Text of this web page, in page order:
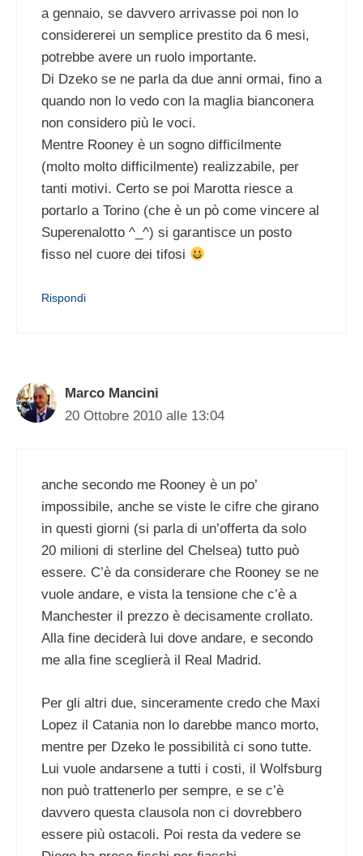
a gennaio, se davvero arrivasse poi non lo
considererei un semplice prestito da 6 mesi,
potrebbe avere un ruolo importante.
Di Dzeko se ne parla da due anni ormai, fino a
quando non lo vedo con la maglia bianconera
non considero più le voci.
Mentre Rooney è un sogno difficilmente
(molto molto difficilmente) realizzabile, per
tanti motivi. Certo se poi Marotta riesce a
portarlo a Torino (che è un pò come vincere al
Superenalotto ^_^) si garantisce un posto
fisso nel cuore dei tifosi
Rispondi
Marco Mancini
20 Ottobre 2010 alle 13:04
anche secondo me Rooney è un po’
impossibile, anche se viste le cifre che girano
in questi giorni (si parla di un’offerta da solo
20 milioni di sterline del Chelsea) tutto può
essere. C’è da considerare che Rooney se ne
vuole andare, e vista la tensione che c’è a
Manchester il prezzo è decisamente crollato.
Alla fine deciderà lui dove andare, e secondo
me alla fine sceglierà il Real Madrid.
Per gli altri due, sinceramente credo che Maxi
Lopez il Catania non lo darebbe manco morto,
mentre per Dzeko le possibilità ci sono tutte.
Lui vuole andarsene a tutti i costi, il Wolfsburg
non può trattenerlo per sempre, e se c’è
davvero questa clausola non ci dovrebbero
essere più ostacoli. Poi resta da vedere se